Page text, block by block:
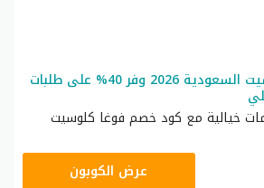
كود خصم فوغا كلوسيت السعودية 2026 وفر 40% على طلبات
خيالية مع كود خصم فوغا كلوسيت
عرض الكوبون